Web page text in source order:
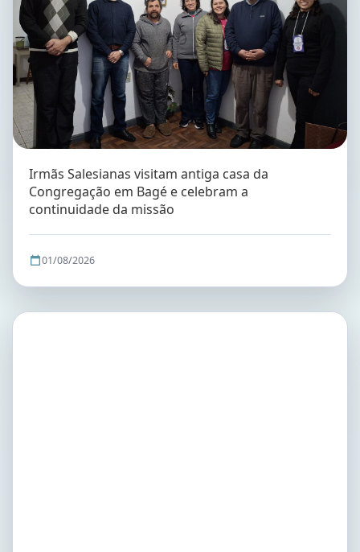
Irmãs Salesianas visitam antiga casa da
Congregação em Bagé e celebram a
continuidade da missão
01/08/2026